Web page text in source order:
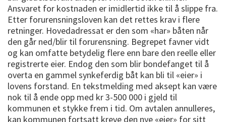
Ansvaret for kostnaden er imidlertid ikke til å slippe fra.
Etter forurensningsloven kan det rettes krav i flere
retninger. Hovedadressat er den som «har» båten når
den går ned/blir til forurensning. Begrepet favner vidt
og kan omfatte betydelig flere enn bare den reelle eller
registrerte eier. Endog den som blir bondefanget til å
overta en gammel synkeferdig båt kan bli til «eier» i
lovens forstand. En tekstmelding med aksept kan være
nok til å ende opp med kr 3-500 000 i gjeld til
kommunen et stykke frem i tid. Om avtalen annulleres,
kan kommunen fortsatt kreve den nye «eier» for sitt